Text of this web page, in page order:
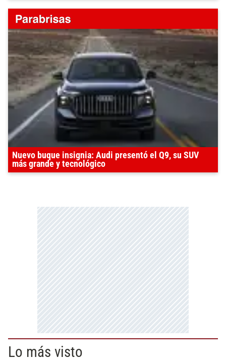
Nuevo buque insignia: Audi presentó el Q9, su SUV
más grande y tecnológico
Lo más visto